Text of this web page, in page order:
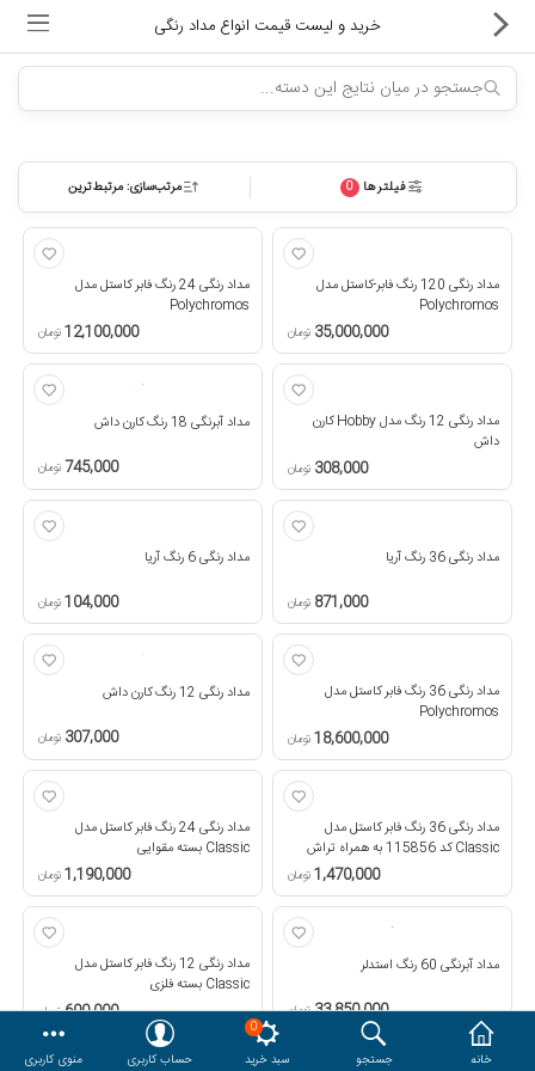
ماشین های اداری
لوازم التحریر
کارتریج و تونر
تجهیزات فروشگاهی و بانکی
دستگاه صحافی و پرس
وایت برد و تابلو اعلانات
مقایسه
دسترسی کاربری حساب کاربری
خانه جستجو
0
سبد خرید
حساب کاربری منوی کاربری
خرید و لیست قیمت انواع مداد رنگی
فیلترها 0 مرتب‌سازی: مرتبط‌ترین
مداد رنگی 120 رنگ فابر-کاستل مدل
Polychromos
35,000,000 تومان
مداد رنگی 24 رنگ فابر کاستل مدل
Polychromos
12,100,000تومان
مداد رنگی 12 رنگ مدل Hobby کارن
داش
308,000 تومان
مداد آبرنگی 18 رنگ کارن داش
745,000تومان
مداد رنگی 36 رنگ آریا
871,000 تومان
مداد رنگی 6 رنگ آریا
104,000تومان
مداد رنگی 36 رنگ فابر کاستل مدل
Polychromos
18,600,000تومان
مداد رنگی 12 رنگ کارن داش
307,000 تومان
مداد رنگی 36 رنگ فابر کاستل مدل
Classic کد 115856 به همراه تراش
1,470,000تومان
مداد رنگی 24 رنگ فابر کاستل مدل
Classic بسته مقوایی
1,190,000تومان
مداد آبرنگی 60 رنگ استدلر
33,850,000تومان
مداد رنگی 12 رنگ فابر کاستل مدل
Classic بسته فلزی
690,000تومان